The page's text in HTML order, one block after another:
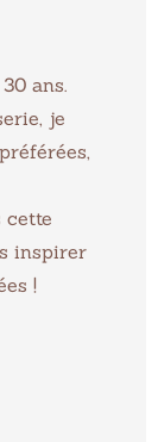
ans.
je
cette
inspirer
!